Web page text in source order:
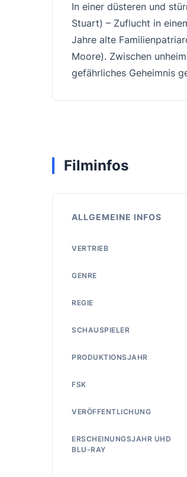
In einer düsteren und
Stuart) – Zuflucht in
Jahre alte
Moore). Zwischen
gefährliches Geheimnis
Filminfos
ALLGEMEINE INFOS
VERTRIEB
GENRE
REGIE
SCHAUSPIELER
PRODUKTIONSJAHR
FSK
VERÖFFENTLICHUNG
ERSCHEINUNGSJAHR UHD
BLU-RAY